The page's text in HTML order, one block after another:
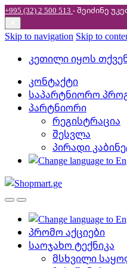
+995 (32) 2 500 513 - შეიძინე
Skip to navigation Skip to
კეთილი იყოს
კონტაქტი
საპარტნიორო
პარტნიორი
რეგისტრაცია
შესვლა
პირადი
პრომო აქციები
საოჯახო ტექნიკა
მსხვილი